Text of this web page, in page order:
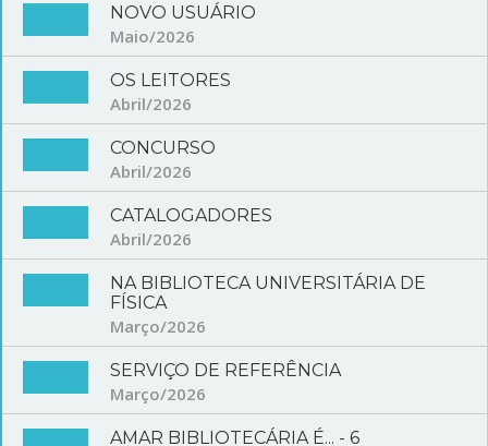
NOVO USUÁRIO
Maio/2026
OS LEITORES
Abril/2026
CONCURSO
Abril/2026
CATALOGADORES
Abril/2026
NA BIBLIOTECA UNIVERSITÁRIA DE
FÍSICA
Março/2026
SERVIÇO DE REFERÊNCIA
Março/2026
AMAR BIBLIOTECÁRIA É... - 6